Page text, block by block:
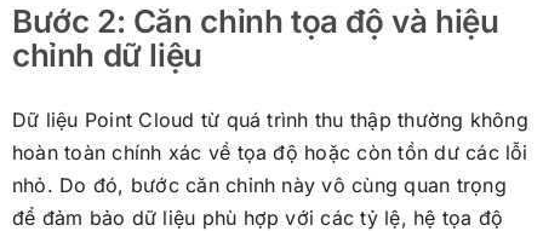
Bước 2: Căn chỉnh tọa độ và hiệu
chỉnh dữ liệu
Dữ liệu Point Cloud từ quá trình thu thập thường không
hoàn toàn chính xác về tọa độ hoặc còn tồn dư các lỗi
nhỏ. Do đó, bước căn chỉnh này vô cùng quan trọng
để đảm bảo dữ liệu phù hợp với các tỷ lệ, hệ tọa độ